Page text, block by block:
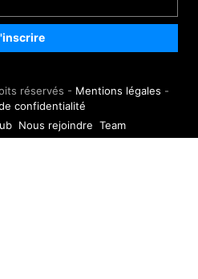
réservés - Mentions légales -
confidentialité
Nous rejoindre Team